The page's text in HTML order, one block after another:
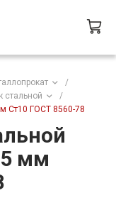
/
стальной
/
Ст10 ГОСТ 8560-78
мм